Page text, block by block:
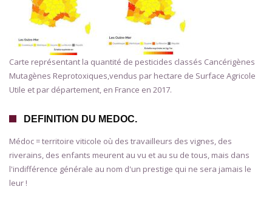
Carte représentant la quantité de pesticides classés Cancérigènes
Mutagènes Reprotoxiques,vendus par hectare de Surface Agricole
Utile et par département, en France en 2017.
DEFINITION DU MEDOC.
Médoc = territoire viticole où des travailleurs des vignes, des
riverains, des enfants meurent au vu et au su de tous, mais dans
l'indifférence générale au nom d'un prestige qui ne sera jamais le
leur !